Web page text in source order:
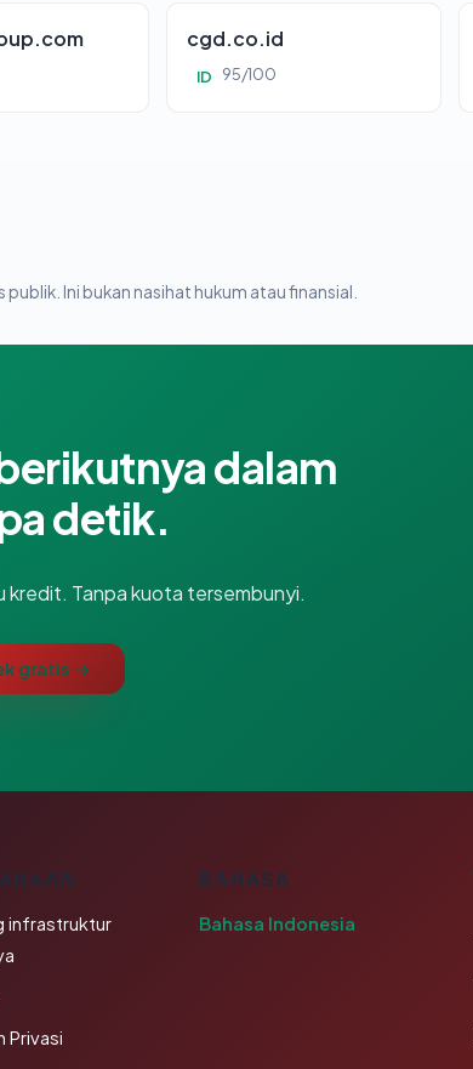
cgd.co.id
ID 95/100
Ini bukan nasihat hukum atau finansial.
dalam
detik.
kredit. Tanpa kuota tersembunyi.
gratis →
infrastruktur
Privasi
BAHASA
Bahasa Indonesia